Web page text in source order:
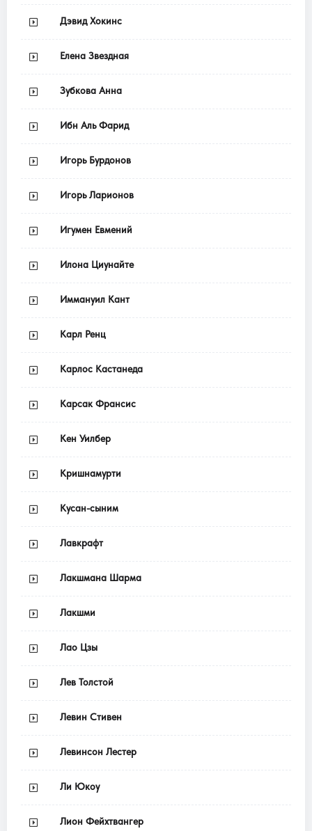
Дэвид Хокинс
Елена Звездная
Зубкова Анна
Ибн Аль Фарид
Игорь Бурдонов
Игорь Ларионов
Игумен Евмений
Илона Циунайте
Иммануил Кант
Карл Ренц
Карлос Кастанеда
Карсак Франсис
Кен Уилбер
Кришнамурти
Кусан-сыним
Лавкрафт
Лакшмана Шарма
Лакшми
Лао Цзы
Лев Толстой
Левин Стивен
Левинсон Лестер
Ли Юкоу
Лион Фейхтвангер